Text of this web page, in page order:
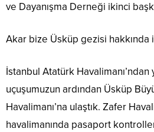
ve Dayanışma Derneği ikinci
Akar bize Üsküp gezisi
İstanbul Atatürk Havalimanı’ndan
uçuşumuzun ardından Üsküp
Havalimanı’na ulaştık. Zafer
havalimanında pasaport